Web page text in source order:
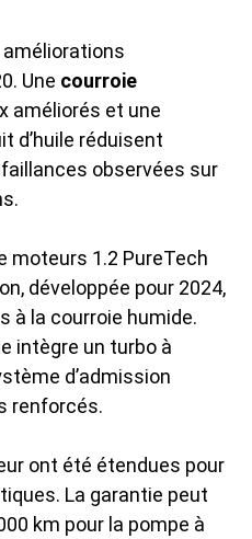
Une courroie
améliorés et une
d’huile réduisent
observées sur
moteurs 1.2 PureTech
développée pour 2024,
à la courroie humide.
intègre un turbo à
d’admission
renforcés.
ont été étendues pour
La garantie peut
km pour la pompe à